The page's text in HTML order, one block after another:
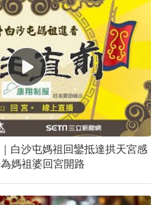
白沙屯媽祖回鑾抵達拱天宮感
媽祖婆回宮開路